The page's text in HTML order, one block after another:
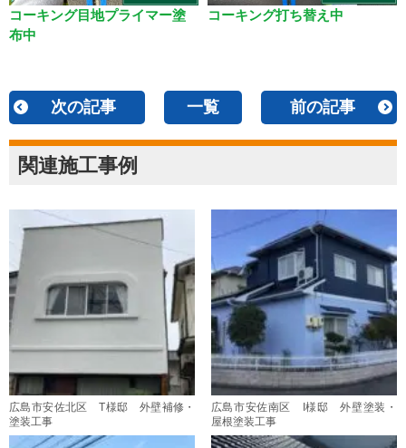
コーキング目地プライマー塗
布中
コーキング打ち替え中
次の記事 一覧 前の記事
関連施工事例
広島市安佐北区 T様邸 外壁補修・
塗装工事
広島市安佐南区 I様邸 外壁塗装・
屋根塗装工事